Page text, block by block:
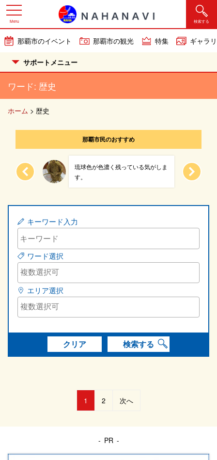
検索する
那覇市のイベント 那覇市の観光 特集 ギャラ
Menu
サポートメニュー
ワード: 歴史
ホーム > 歴史
那覇市民のおすすめ
しても...
琉球色が色濃く残っている気がしま
す。
キーワード入力
ワード選択
エリア選択
クリア 検索する
ペ
1 2 次へ
PR